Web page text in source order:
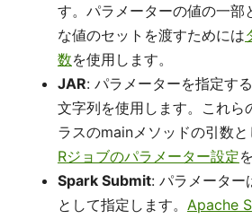
す。パラメーターの値の一部
な値のセットを渡すためには
数を使用します。
JAR: パラメーターを指定す
文字列を使用します。これら
ラスのmainメソッドの引数と
Rジョブのパラメーター設定
Spark Submit: パラメーター
として指定します。 Apache